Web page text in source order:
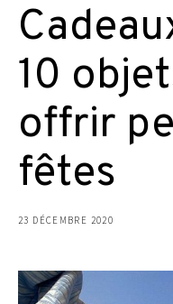
10
offrir
fêtes
23 DÉCEMBRE 2020